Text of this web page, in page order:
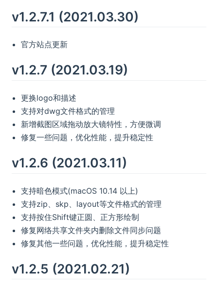
v1.2.7.1 (2021.03.30)
官方站点更新
v1.2.7 (2021.03.19)
更换logo和描述
支持对dwg文件格式的管理
新增截图区域拖动放大镜特性，方便微调
修复一些问题，优化性能，提升稳定性
v1.2.6 (2021.03.11)
支持暗色模式(macOS 10.14 以上)
支持zip、skp、layout等文件格式的管理
支持按住Shift键正圆、正方形绘制
修复网络共享文件夹内删除文件同步问题
修复其他一些问题，优化性能，提升稳定性
v1.2.5 (2021.02.21)